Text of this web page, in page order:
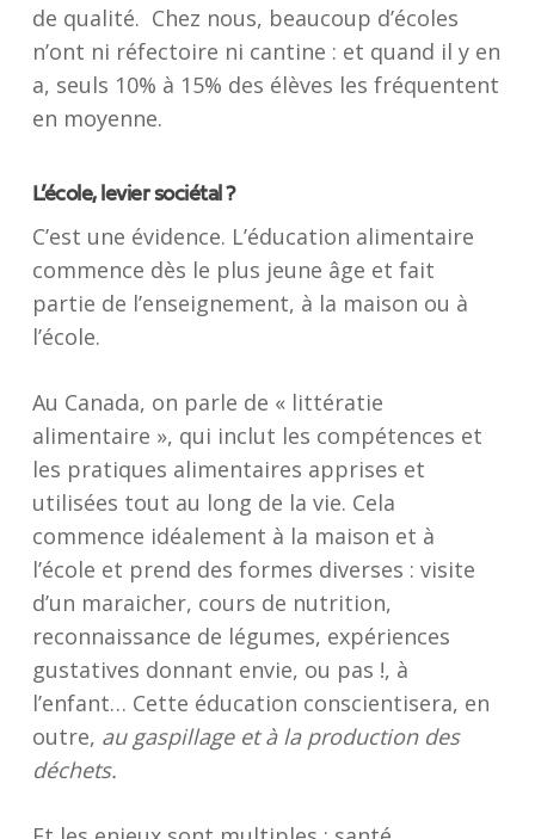
de qualité. Chez nous, beaucoup d’écoles
n’ont ni réfectoire ni cantine : et quand il y en
a, seuls 10% à 15% des élèves les fréquentent
en moyenne.
L’école, levier sociétal ?
C’est une évidence. L’éducation alimentaire
commence dès le plus jeune âge et fait
partie de l’enseignement, à la maison ou à
l’école.
Au Canada, on parle de « littératie
alimentaire », qui inclut les compétences et
les pratiques alimentaires apprises et
utilisées tout au long de la vie. Cela
commence idéalement à la maison et à
l’école et prend des formes diverses : visite
d’un maraicher, cours de nutrition,
reconnaissance de légumes, expériences
gustatives donnant envie, ou pas !, à
l’enfant… Cette éducation conscientisera, en
outre, au gaspillage et à la production des
déchets.